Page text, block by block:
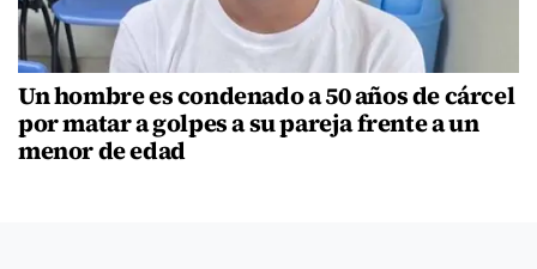
Un hombre es condenado a 50 años de cárcel
por matar a golpes a su pareja frente a un
menor de edad